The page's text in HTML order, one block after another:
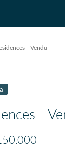
– Vendu
–